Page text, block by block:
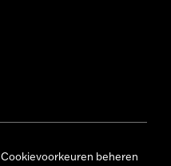
Cookievoorkeuren beheren